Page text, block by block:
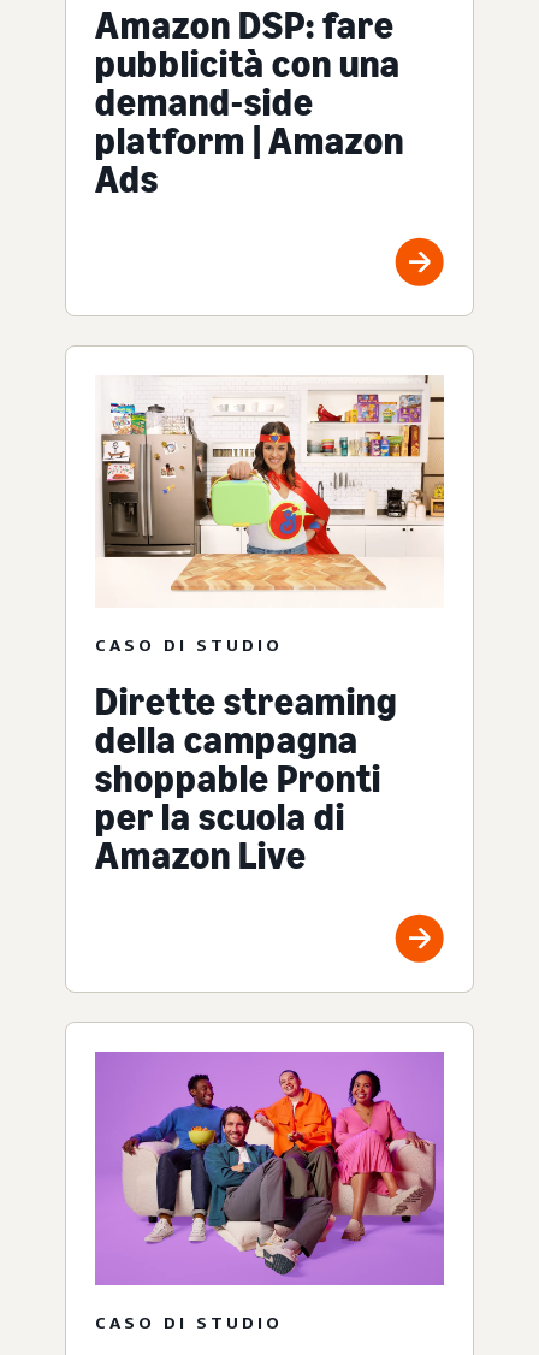
Amazon DSP: fare
pubblicità con una
demand-side
platform | Amazon
Ads
CASO DI STUDIO
Dirette streaming
della campagna
shoppable Pronti
per la scuola di
Amazon Live
CASO DI STUDIO